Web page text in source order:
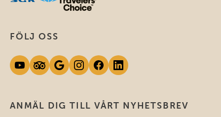
ANMÄL DIG TILL VÅRT NYHETSBREV
FÖLJ OSS